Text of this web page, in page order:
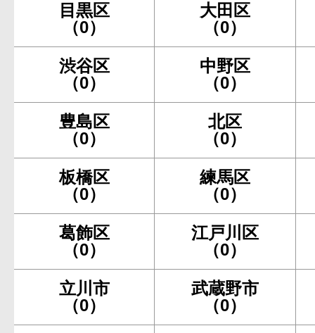
目黒区
（0）
大田区
（0）
渋谷区
（0）
中野区
（0）
豊島区
（0）
北区
（0）
板橋区
（0）
練馬区
（0）
葛飾区
（0）
江戸川区
（0）
立川市
（0）
武蔵野市
（0）